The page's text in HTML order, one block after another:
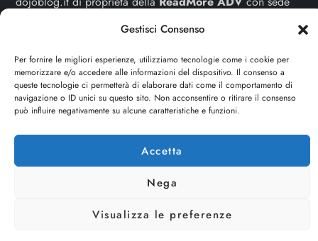
Gestisci Consenso
Per fornire le migliori esperienze, utilizziamo tecnologie come i cookie per
memorizzare e/o accedere alle informazioni del dispositivo. Il consenso a
queste tecnologie ci permetterà di elaborare dati come il comportamento di
navigazione o ID unici su questo sito. Non acconsentire o ritirare il consenso
può influire negativamente su alcune caratteristiche e funzioni.
Accetta
Nega
Visualizza le preferenze
legale in Via delle Sirene 34 - Roma - P.iva:
Sitemap-Privacy Policy -Cookie Policy
Cerca
Cerca